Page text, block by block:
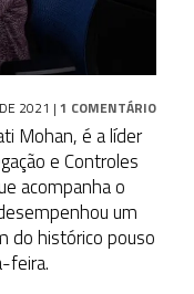
2021 | 1 COMENTÁRIO
Mohan, é a líder
e Controles
acompanha o
um
do histórico pouso
feira.